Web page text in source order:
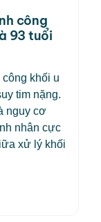
công
93 tuổi
khối u
tim nặng.
nguy cơ
nhân cực
xử lý khối